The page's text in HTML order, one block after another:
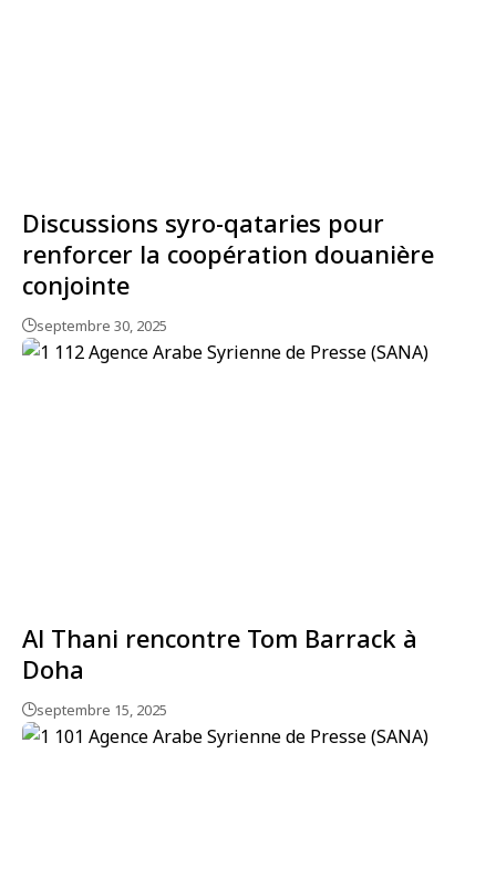
Discussions syro-qataries pour
renforcer la coopération douanière
conjointe
septembre 30, 2025
Al Thani rencontre Tom Barrack à
Doha
septembre 15, 2025